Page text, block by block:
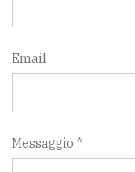
Email
Messaggio *